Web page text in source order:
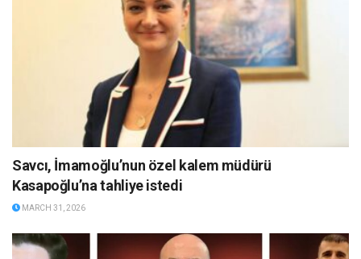
Savcı, İmamoğlu’nun özel kalem müdürü
Kasapoğlu’na tahliye istedi
MARCH 31, 2026